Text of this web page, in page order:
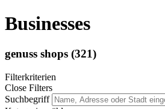
Businesses
genuss shops (321)
Filterkriterien
Close Filters
Suchbegriff